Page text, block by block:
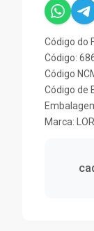
Código do
Código:
Código
Código de
Marca: